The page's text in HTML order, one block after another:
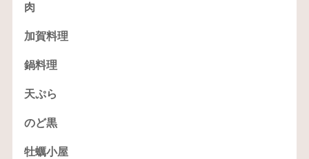
肉
加賀料理
鍋料理
天ぷら
のど黒
牡蠣小屋